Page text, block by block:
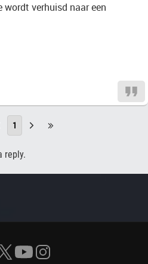
wordt verhuisd naar een
1
reply.